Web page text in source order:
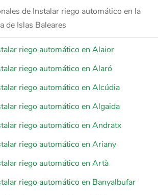
de Instalar riego automático en la
de Islas Baleares
riego automático en Alaior
riego automático en Alaró
riego automático en Alcúdia
riego automático en Algaida
riego automático en Andratx
riego automático en Ariany
riego automático en Artà
riego automático en Banyalbufar